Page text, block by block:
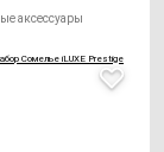
аксессуары